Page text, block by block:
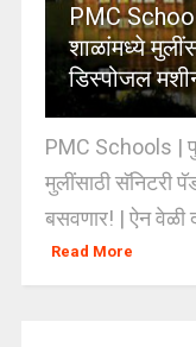
PMC
शाळांमध्ये
डिस्पोजल
PMC Schools |
मुलींसाठी सॅनिटरी
बसवणार! | ऐन वेळी
Read More